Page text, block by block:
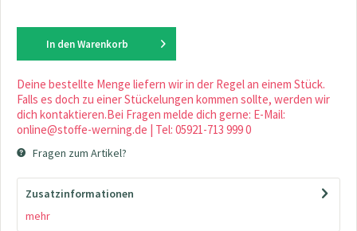
In den Warenkorb
Deine bestellte Menge liefern wir in der Regel an einem Stück.
Falls es doch zu einer Stückelungen kommen sollte, werden wir
dich kontaktieren.Bei Fragen melde dich gerne: E-Mail:
online@stoffe-werning.de | Tel: 05921-713 999 0
Fragen zum Artikel?
Zusatzinformationen
mehr